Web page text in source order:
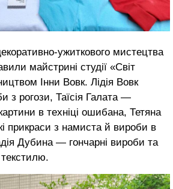
ужиткового мистецтва
майстрині студії «Світ
Інни Вовк. Лідія Вовк
з рогози, Таїсія Галата —
в техніці ошибана, Тетяна
прикраси з намиста й вироби в
Дубина — гончарні вироби та